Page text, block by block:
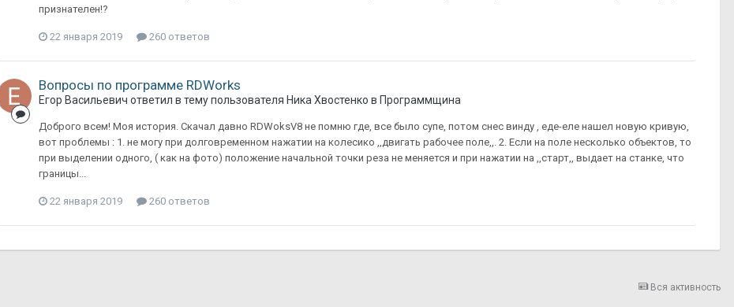
признателен!?
22 января 2019 260 ответов
Вопросы по программе RDWorks
Егор Васильевич ответил в тему пользователя Ника Хвостенко в Программщина
Доброго всем! Моя история. Скачал давно RDWoksV8 не помню где, все было супе, потом снес винду , еде-еле нашел новую кривую,
вот проблемы : 1. не могу при долговременном нажатии на колесико ,,двигать рабочее поле,,. 2. Если на поле несколько объектов, то
при выделении одного, ( как на фото) положение начальной точки реза не меняется и при нажатии на ,,старт,, выдает на станке, что
границы...
22 января 2019 260 ответов
Вся активность